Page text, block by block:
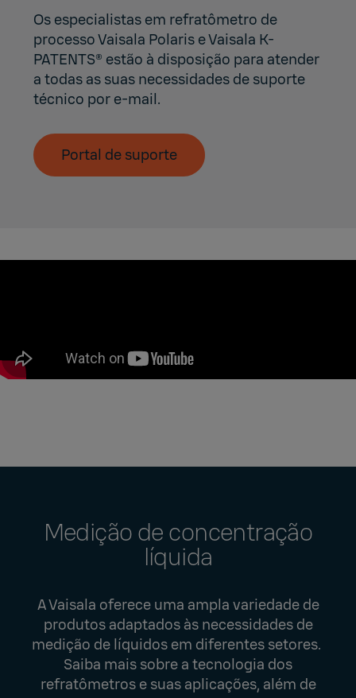
Os especialistas em refratômetro de
processo Vaisala Polaris e Vaisala K-
PATENTS® estão à disposição para atender
a todas as suas necessidades de suporte
técnico por e-mail.
Portal de suporte
Medição de concentração
líquida
A Vaisala oferece uma ampla variedade de
produtos adaptados às necessidades de
medição de líquidos em diferentes setores.
Saiba mais sobre a tecnologia dos
refratômetros e suas aplicações, além de